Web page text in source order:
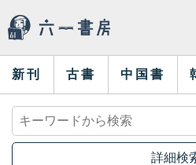
新刊 古書 中国書
詳細検